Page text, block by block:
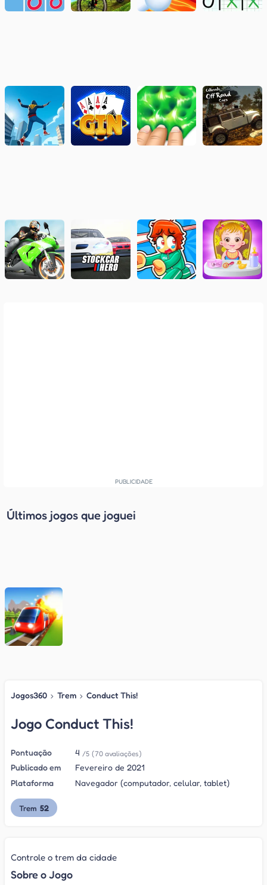
Últimos jogos que joguei
Jogos360 › Trem › Conduct This!
Jogo Conduct This!
Pontuação 4 /5 (70 avaliações)
Publicado em
Fevereiro de 2021
Plataforma
Navegador (computador, celular, tablet)
Trem 52
Controle o trem da cidade
Sobre o Jogo